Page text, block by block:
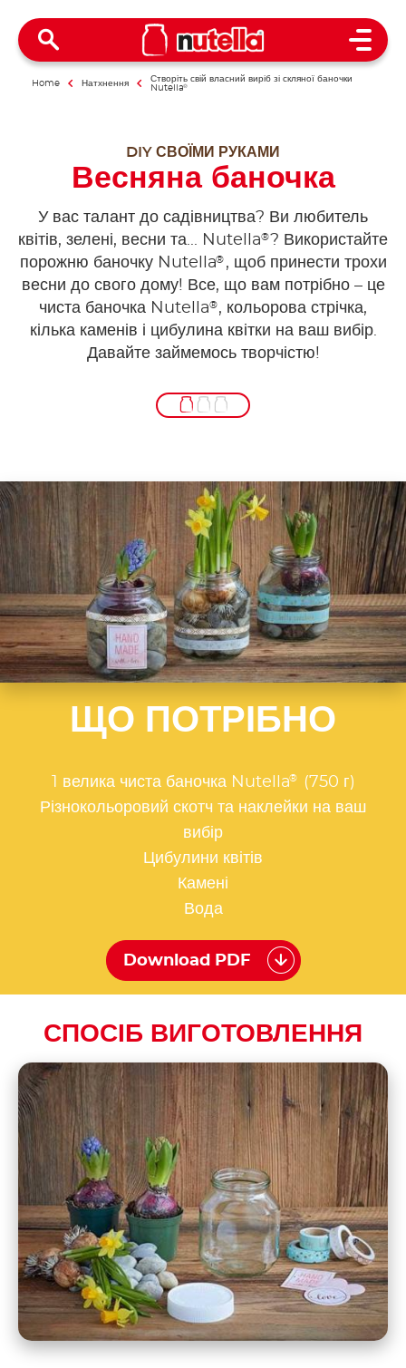
Open
Home Натхнення
Створіть свій власний виріб зі скляної баночки
Nutella®
DIY СВОЇМИ РУКАМИ
Весняна баночка
У вас талант до садівництва? Ви любитель
квітів, зелені, весни та... Nutella®? Використайте
порожню баночку Nutella® , щоб принести трохи
весни до свого дому! Все, що вам потрібно – це
чиста баночка Nutella®, кольорова стрічка,
кілька каменів і цибулина квітки на ваш вибір.
Давайте займемось творчістю!
ЩО ПОТРІБНО
1 велика чиста баночка Nutella®
(750 г)
Різнокольоровий скотч та наклейки на ваш
вибір
Цибулини квітів
Камені
Вода
Download PDF
СПОСІБ ВИГОТОВЛЕННЯ